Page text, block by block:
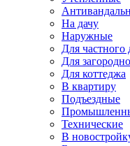
На дачу
Наружные
Для частного
Для
Для коттеджа
В квартиру
Подъездные
Технические
В